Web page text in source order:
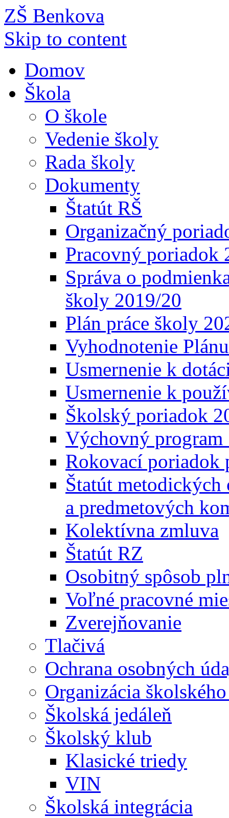
ZŠ Benkova
Skip to content
Domov
Škola
O škole
Vedenie školy
Rada školy
Dokumenty
Štatút RŠ
Organizačný
Pracovný poriadok
Správa o
školy 2019/20
Plán práce školy
Vyhodnotenie
Usmernenie k
Usmernenie k
Školský poriadok
Výchovný
Rokovací poriadok
Štatút
a predmetových
Kolektívna zmluva
Štatút RZ
Osobitný spôsob
Voľné pracovné
Zverejňovanie
Tlačivá
Ochrana osobných
Organizácia
Školská jedáleň
Školský klub
Klasické triedy
VIN
Školská integrácia